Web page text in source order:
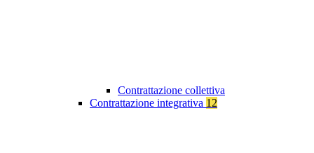
Contrattazione collettiva
Contrattazione integrativa 12